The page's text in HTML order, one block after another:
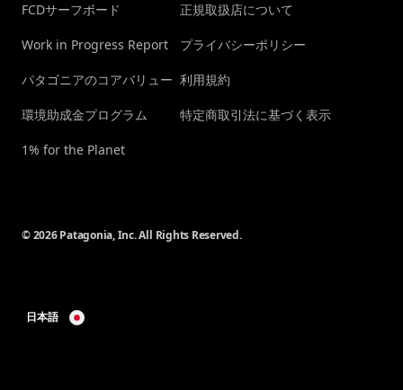
FCDサーフボード
Work in Progress Report
パタゴニアのコアバリュー
環境助成金プログラム
1% for the Planet
正規取扱店について
プライバシーポリシー
利用規約
特定商取引法に基づく表示
© 2026 Patagonia, Inc. All Rights Reserved.
日本語